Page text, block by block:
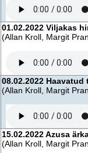
01.02.2022 Viljakas
(Allan Kroll, Margit
08.02.2022
(Allan Kroll, Margit
15.02.2022 Azusa
(Allan Kroll, Margit